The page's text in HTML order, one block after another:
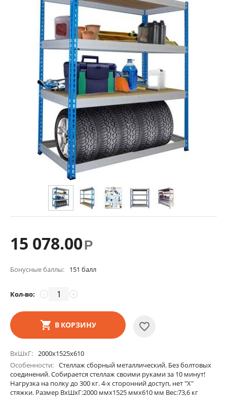
15 078.00Р
Бонусные баллы: 151 балл
Кол-во: +
−
В КОРЗИНУ
ВхШхГ
2000х1525х610
Особенности
Стеллаж сборный металлический. Без болтовых
соединений. Собирается стеллаж своими руками за 10 минут!
Нагрузка на полку до 300 кг. 4-х сторонний доступ, нет "Х"
стяжки. Размер ВхШхГ:2000 ммх1525 ммх610 мм Вес:73,6 кг